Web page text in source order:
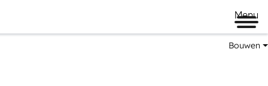
Menu
Bouwen